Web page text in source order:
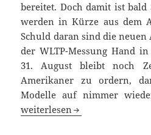
bereitet. Doch damit ist bald
werden in Kürze aus dem
Schuld daran sind die
der WLTP-Messung Hand
31. August bleibt noch
Amerikaner zu ordern,
Modelle auf nimmer
Müssen Europa bald
weiterlesen